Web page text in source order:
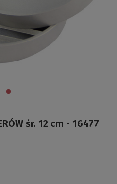
śr. 12 cm - 16477